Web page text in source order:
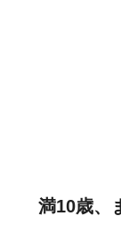
満10歳、